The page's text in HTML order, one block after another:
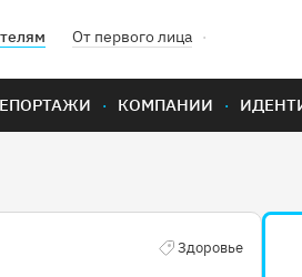
От первого лица
КОМПАНИИ
Здоровье